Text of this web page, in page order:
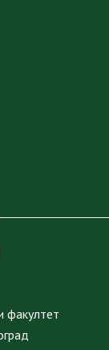
факултет